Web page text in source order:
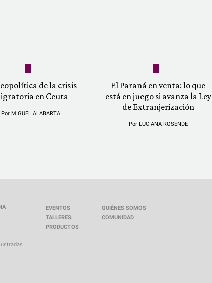
de la crisis
en Ceuta
Por MIGUEL ALABARTA
El Paraná en venta: lo que
está en juego si avanza la Ley
de Extranjerización
Por LUCIANA ROSENDE
EVENTOS
TALLERES
PRODUCTOS
QUIÉNES SOMOS
COMUNIDAD